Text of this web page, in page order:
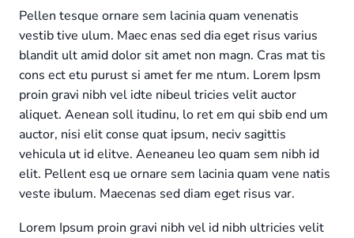
Pellen tesque ornare sem lacinia quam venenatis
vestib tive ulum. Maec enas sed dia eget risus varius
blandit ult amid dolor sit amet non magn. Cras mat tis
cons ect etu purust si amet fer me ntum. Lorem Ipsm
proin gravi nibh vel idte nibeul tricies velit auctor
aliquet. Aenean soll itudinu, lo ret em qui sbib end um
auctor, nisi elit conse quat ipsum, neciv sagittis
vehicula ut id elitve. Aeneaneu leo quam sem nibh id
elit. Pellent esq ue ornare sem lacinia quam vene natis
veste ibulum. Maecenas sed diam eget risus var.
Lorem Ipsum proin gravi nibh vel id nibh ultricies velit